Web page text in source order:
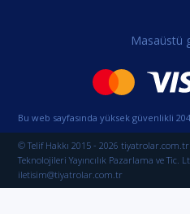
Masaüstü
Bu web sayfasında yüksek güvenlikli
© Telif Hakkı 2015 - 2026
Teknolojileri Yayıncılık Pazarlama ve Tic.
iletisim@tiyatrolar.com.tr